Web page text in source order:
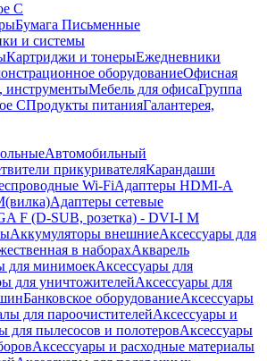
С
Бумага Письменные
и системы
Картриджи и тонерыЕжедневники
оборудованиеОфисная
инструментыМебель для офисаГруппа
СПродукты питанияГалантерея,
Автомобильный
прикуривателяКарандаши
Wi-FiАдаптеры HDMI-A
Адаптеры сетевые
F (D-SUB, розетка) - DVI-I M
Аккумуляторы внешниеАксессуары для
в наборахАкварель
для минимоекАксессуары для
для уничтожителейАксессуары для
Банковское оборудованиеАксессуары
для пароочистителейАксессуары и
для пылесосов и полотеровАксессуары
Аксессуары и расходные материалы